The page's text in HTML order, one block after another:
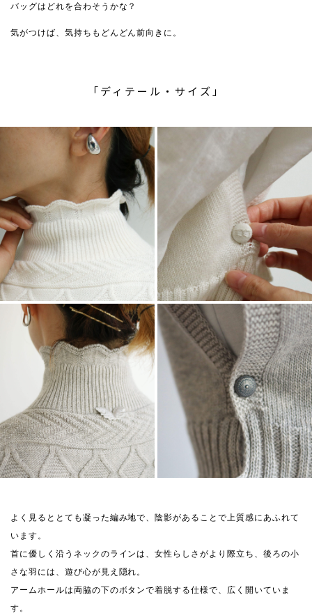
バッグはどれを合わそうかな？
気がつけば、気持ちもどんどん前向きに。
「ディテール・サイズ」
よく見るととても凝った編み地で、陰影があることで上質感にあふれて
います。
首に優しく沿うネックのラインは、女性らしさがより際立ち、後ろの小
さな羽には、遊び心が見え隠れ。
アームホールは両脇の下のボタンで着脱する仕様で、広く開いていま
す。